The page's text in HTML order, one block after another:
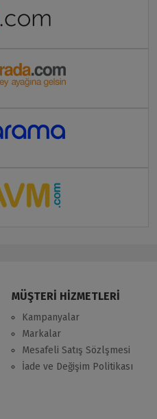
MÜŞTERİ HİZMETLERİ
Kampanyalar
Markalar
Mesafeli Satış Sözlşmesi
İade ve Değişim Politikası